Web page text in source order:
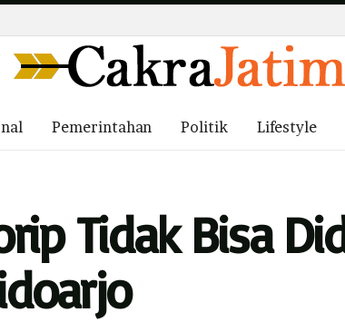
Pemerintahan Politik Lifestyle
Tidak Bisa